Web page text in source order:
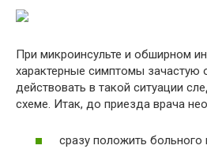
При микроинсульте и обширном
характерные симптомы зачастую
действовать в такой ситуации
схеме. Итак, до приезда врача
сразу положить больного